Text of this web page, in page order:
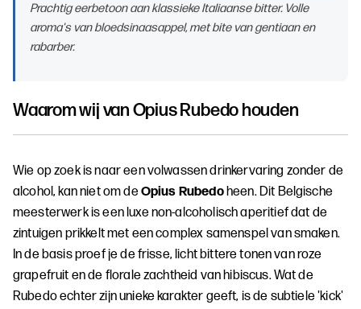
Prachtig eerbetoon aan klassieke Italiaanse bitter. Volle
aroma's van bloedsinaasappel, met bite van gentiaan en
rabarber.
Waarom wij vanOpius Rubedohouden
Wie op zoek is naar een volwassen drinkervaring zonder de
alcohol, kan niet om deOpius Rubedoheen. Dit Belgische
meesterwerk is een luxe non-alcoholisch aperitief dat de
zintuigen prikkelt met een complex samenspel van smaken.
In de basis proef je de frisse, licht bittere tonen van roze
grapefruit en de florale zachtheid van hibiscus. Wat de
Rubedo echter zijn unieke karakter geeft, is de subtiele 'kick'